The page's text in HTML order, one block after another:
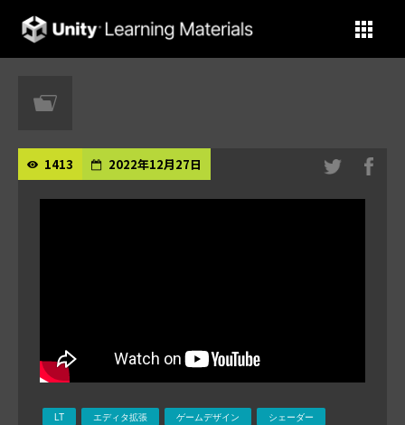
Unity Learning Materials
1413 2022年12月27日
LT エディタ拡張 ゲームデザイン
シェーダー